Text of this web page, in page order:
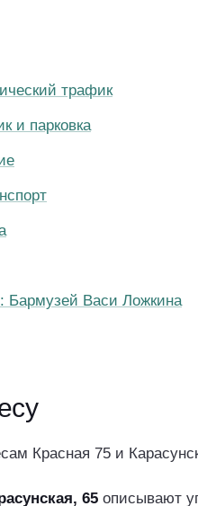
трафик
и парковка
Бармузей Васи Ложкина
Красная 75 и
65 описывают